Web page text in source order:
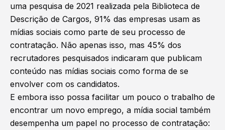
uma pesquisa de 2021 realizada pela Biblioteca de
Descrição de Cargos, 91% das empresas usam as
mídias sociais como parte de seu processo de
contratação. Não apenas isso, mas 45% dos
recrutadores pesquisados ​​indicaram que publicam
conteúdo nas mídias sociais como forma de se
envolver com os candidatos.
E embora isso possa facilitar um pouco o trabalho de
encontrar um novo emprego, a mídia social também
desempenha um papel no processo de contratação: